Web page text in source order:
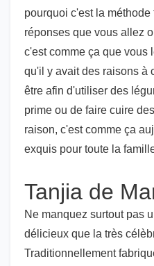
pourquoi c'est la
réponses que vous allez
c'est comme ça que vous
qu'il y avait des raisons à
être afin d'utiliser des
prime ou de faire cuire
raison, c'est comme ça
exquis pour toute la
Tanjia de
Ne manquez surtout pas
délicieux que la très
Traditionnellement